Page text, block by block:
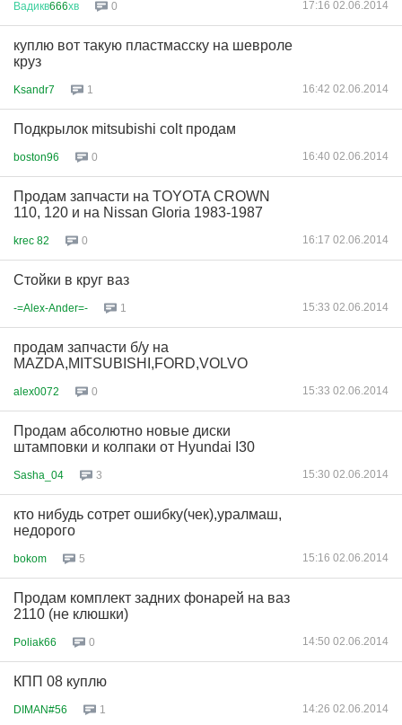
Вадикв666хв 0 17:16 02.06.2014
куплю вот такую пластмасску на шевроле
круз
Ksandr7 1 16:42 02.06.2014
Подкрылок mitsubishi colt продам
boston96 0 16:40 02.06.2014
Продам запчасти на TOYOTA CROWN
110, 120 и на Nissan Gloria 1983-1987
krec 82 0 16:17 02.06.2014
Стойки в круг ваз
-=Alex-Ander=- 1 15:33 02.06.2014
продам запчасти б/у на
MAZDA,MITSUBISHI,FORD,VOLVO
alex0072 0 15:33 02.06.2014
Продам абсолютно новые диски
штамповки и колпаки от Hyundai I30
Sasha_04 3 15:30 02.06.2014
кто нибудь сотрет ошибку(чек),уралмаш,
недорого
bokom 5 15:16 02.06.2014
Продам комплект задних фонарей на ваз
2110 (не клюшки)
Poliak66 0 14:50 02.06.2014
КПП 08 куплю
DIMAN#56 1 14:26 02.06.2014